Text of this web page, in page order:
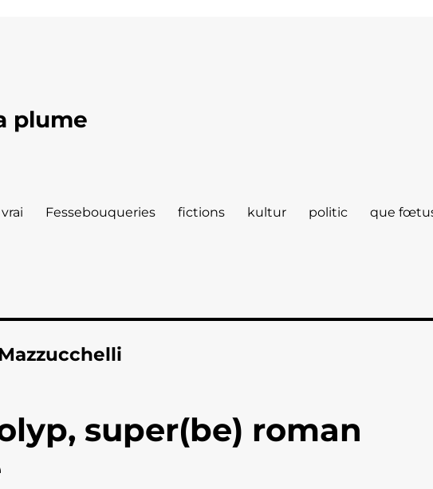
plume
Fessebouqueries fictions kultur politic que
super(be) roman